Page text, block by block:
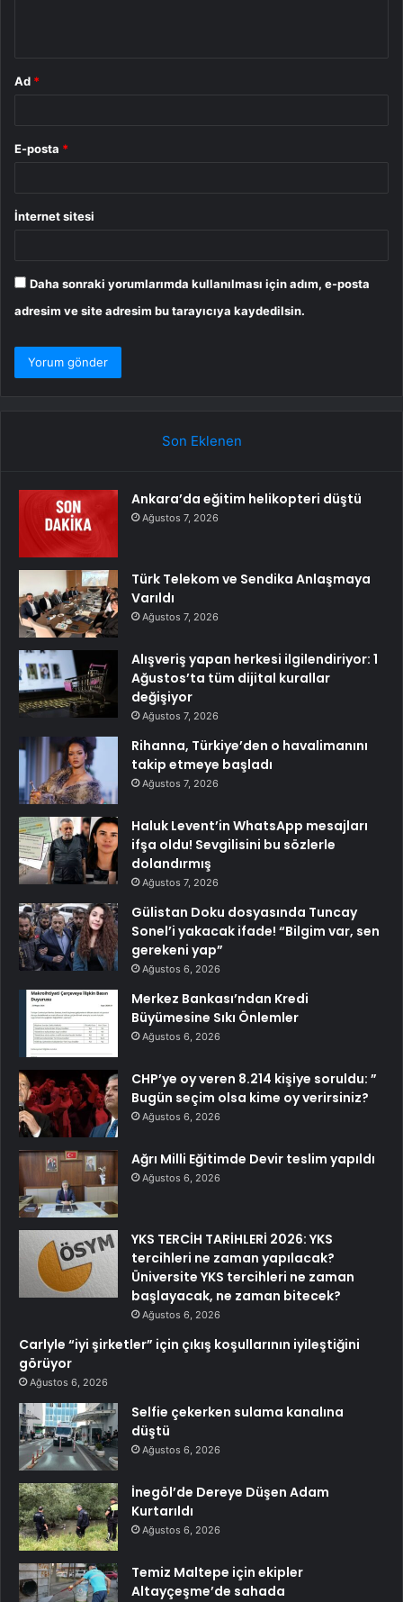
Ad *
E-posta *
İnternet sitesi
Daha sonraki yorumlarımda kullanılması için adım, e-posta
adresim ve site adresim bu tarayıcıya kaydedilsin.
Son Eklenen
Ankara’da eğitim helikopteri düştü
Ağustos 7, 2026
Türk Telekom ve Sendika Anlaşmaya
Varıldı
Ağustos 7, 2026
Alışveriş yapan herkesi ilgilendiriyor: 1
Ağustos’ta tüm dijital kurallar
değişiyor
Ağustos 7, 2026
Rihanna, Türkiye’den o havalimanını
takip etmeye başladı
Ağustos 7, 2026
Haluk Levent’in WhatsApp mesajları
ifşa oldu! Sevgilisini bu sözlerle
dolandırmış
Ağustos 7, 2026
Gülistan Doku dosyasında Tuncay
Sonel’i yakacak ifade! “Bilgim var, sen
gerekeni yap”
Ağustos 6, 2026
Merkez Bankası’ndan Kredi
Büyümesine Sıkı Önlemler
Ağustos 6, 2026
CHP’ye oy veren 8.214 kişiye soruldu: ”
Bugün seçim olsa kime oy verirsiniz?
Ağustos 6, 2026
Ağrı Milli Eğitimde Devir teslim yapıldı
Ağustos 6, 2026
YKS TERCİH TARİHLERİ 2026: YKS
tercihleri ne zaman yapılacak?
Üniversite YKS tercihleri ne zaman
başlayacak, ne zaman bitecek?
Ağustos 6, 2026
Carlyle “iyi şirketler” için çıkış koşullarının iyileştiğini
görüyor
Ağustos 6, 2026
Selfie çekerken sulama kanalına
düştü
Ağustos 6, 2026
İnegöl’de Dereye Düşen Adam
Kurtarıldı
Ağustos 6, 2026
Temiz Maltepe için ekipler
Altayçeşme’de sahada